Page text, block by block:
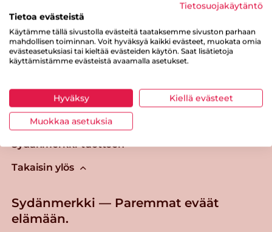
Tulosta sivu
Tästä merkistä tunnistat
Sydänmerkki-tuotteen
Takaisin ylös
Sydänmerkki — Paremmat eväät
elämään.
Tietosuojakäytäntö
Tietoa evästeistä
Käytämme tällä sivustolla evästeitä taataksemme sivuston parhaan
mahdollisen toiminnan. Voit hyväksyä kaikki evästeet, muokata omia
evästeasetuksiasi tai kieltää evästeiden käytön. Saat lisätietoja
käyttämistämme evästeistä avaamalla asetukset.
Hyväksy Kiellä evästeet
Muokkaa asetuksia